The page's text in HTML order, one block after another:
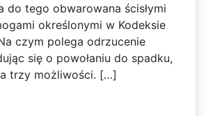
do tego obwarowana ścisłymi
określonymi w Kodeksie
czym polega odrzucenie
się o powołaniu do spadku,
trzy możliwości. […]